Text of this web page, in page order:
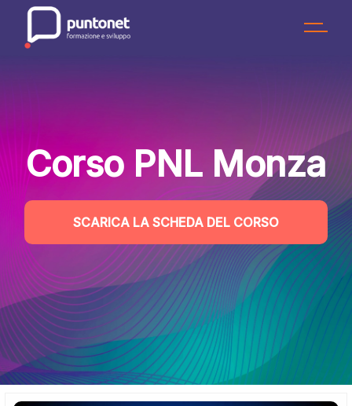
content
Corso PNL Monza
SCARICA LA SCHEDA DEL CORSO